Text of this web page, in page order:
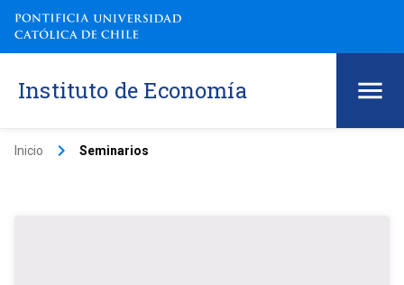
Instituto de Economía
Inicio keyboard_arrow_right Seminarios